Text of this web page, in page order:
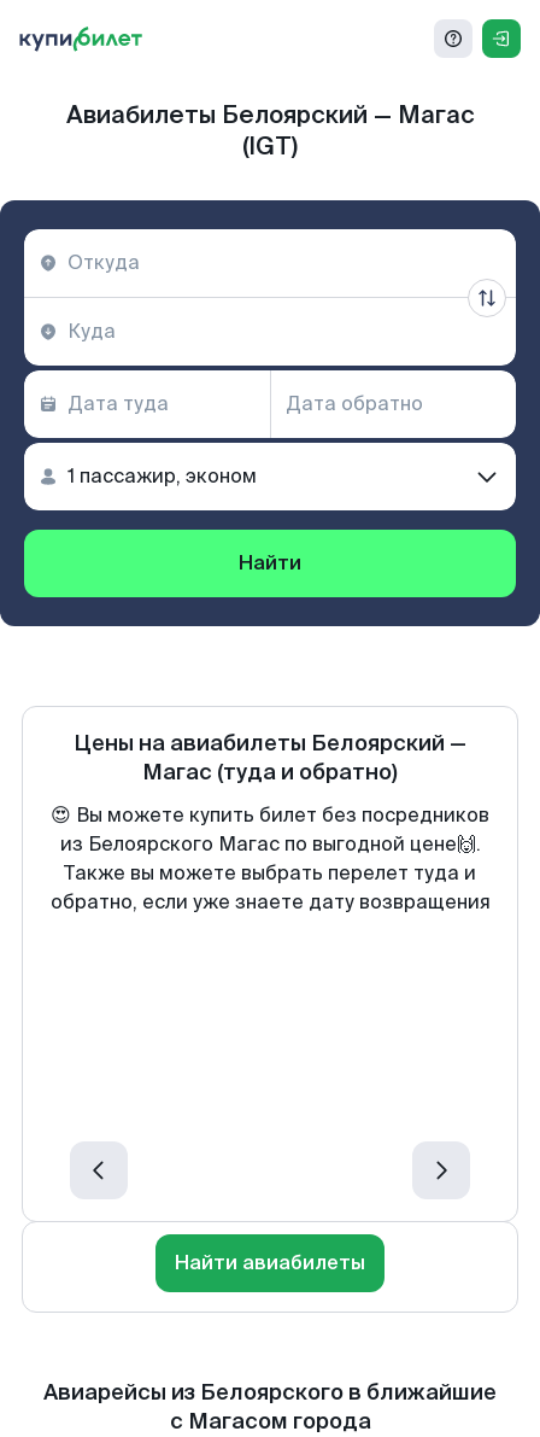
Авиабилеты Белоярский — Магас
(IGT)
Найти
Цены на авиабилеты Белоярский —
Магас (туда и обратно)
😍 Вы можете купить билет без посредников
из Белоярского Магас по выгодной цене🙌.
Также вы можете выбрать перелет туда и
обратно, если уже знаете дату возвращения
Найти авиабилеты
Авиарейсы из Белоярского в ближайшие
с Магасом города